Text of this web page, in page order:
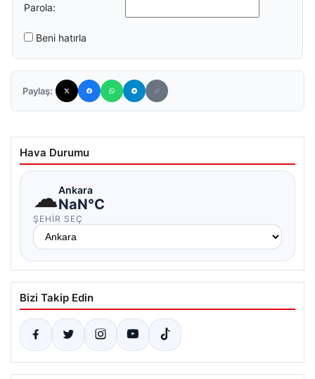
Parola:
Beni hatırla
Paylaş:
Hava Durumu
☁Ankara
NaN°C
ŞEHIR SEÇ
Bizi Takip Edin